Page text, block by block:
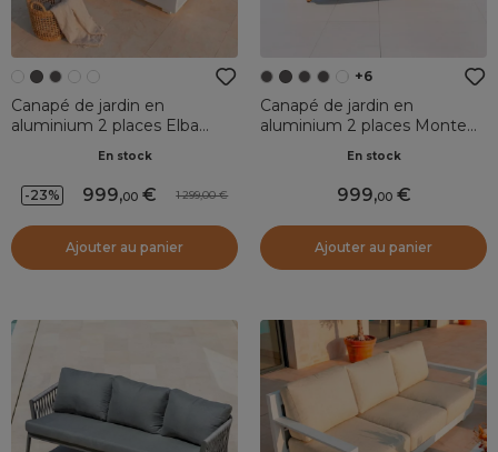
Canapé de jardin en
aluminium 2 places Elba
En stock
-23% 999,00 1 299,00
Ajouter au panier
+6
Canapé de jardin en
aluminium 2 places Monte
En stock
999,00
Ajouter au panier